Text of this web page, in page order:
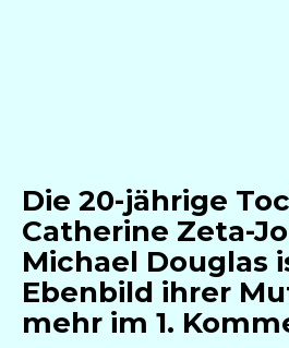
Die 20-jährige
Catherine Zeta-
Michael Douglas
Ebenbild ihrer
mehr im 1.